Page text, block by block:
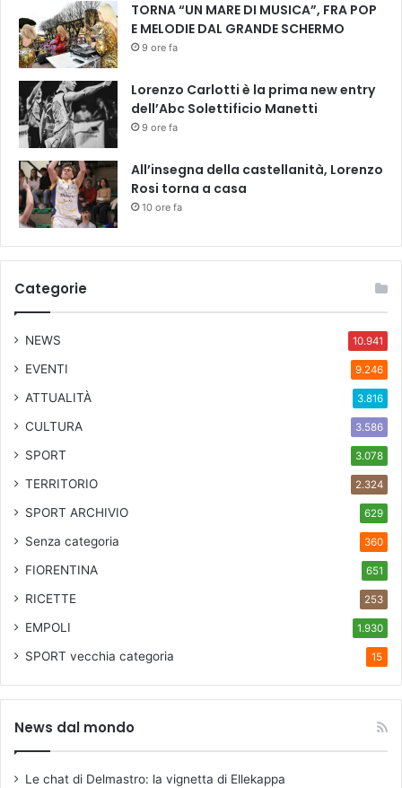
o
o
d
s
q
u
a
d
a
"
e
c
a
z
o
n
e
c
o
A
a
R
d
i
TORNA “UN MARE DI MUSICA”, FRA POP
E MELODIE DAL GRANDE SCHERMO
9 ore fa
Lorenzo Carlotti è la prima new entry
dell’Abc Solettificio Manetti
9 ore fa
All’insegna della castellanità, Lorenzo
Rosi torna a casa
10 ore fa
Categorie
NEWS 10.941
EVENTI 9.246
ATTUALITÀ 3.816
CULTURA 3.586
SPORT 3.078
TERRITORIO 2.324
SPORT ARCHIVIO 629
Senza categoria 360
FIORENTINA 651
RICETTE 253
EMPOLI 1.930
SPORT vecchia categoria 15
News dal mondo
Le chat di Delmastro: la vignetta di Ellekappa